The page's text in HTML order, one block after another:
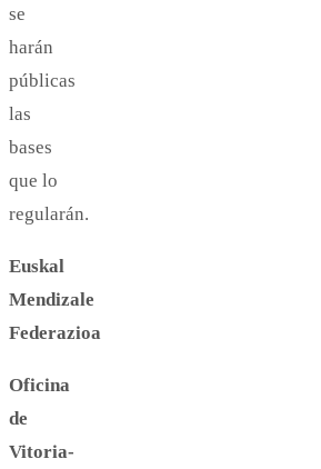
se
harán
públicas
las
bases
que lo
regularán.
Euskal
Mendizale
Federazioa
Oficina
de
Vitoria-